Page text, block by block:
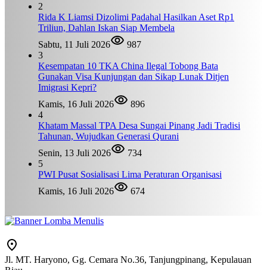
2
Rida K Liamsi Dizolimi Padahal Hasilkan Aset Rp1
Triliun, Dahlan Iskan Siap Membela
Sabtu, 11 Juli 2026
987
3
Kesempatan 10 TKA China Ilegal Tobong Bata
Gunakan Visa Kunjungan dan Sikap Lunak Ditjen
Imigrasi Kepri?
Kamis, 16 Juli 2026
896
4
Khatam Massal TPA Desa Sungai Pinang Jadi Tradisi
Tahunan, Wujudkan Generasi Qurani
Senin, 13 Juli 2026
734
5
PWI Pusat Sosialisasi Lima Peraturan Organisasi
Kamis, 16 Juli 2026
674
Jl. MT. Haryono, Gg. Cemara No.36, Tanjungpinang, Kepulauan